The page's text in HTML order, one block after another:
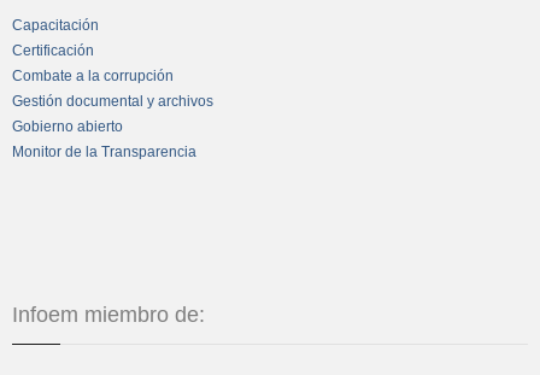
Capacitación
Certificación
Combate a la corrupción
Gestión documental y archivos
Gobierno abierto
Monitor de la Transparencia
Infoem miembro de: